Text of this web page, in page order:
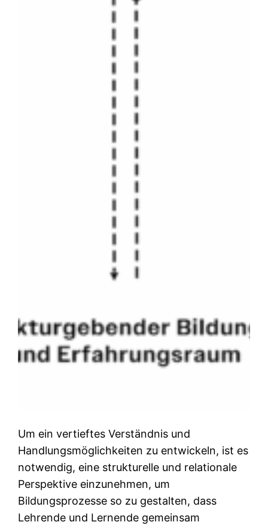
Um ein vertieftes Verständnis und
Handlungsmöglichkeiten zu entwickeln, ist es
notwendig, eine strukturelle und relationale
Perspektive einzunehmen, um
Bildungsprozesse so zu gestalten, dass
Lehrende und Lernende gemeinsam